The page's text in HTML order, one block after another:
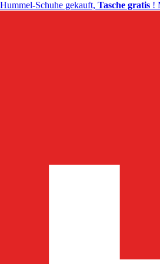
Hummel-Schuhe gekauft, Tasche gratis !